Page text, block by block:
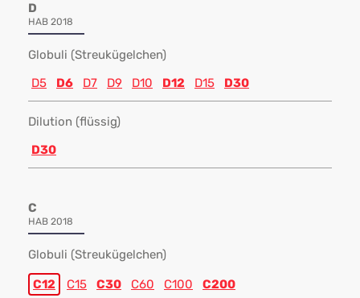
D
HAB 2018
Globuli (Streukügelchen)
D5
D6 D7 D9 D10 D12 D15 D30
Dilution (flüssig)
D30
C
HAB 2018
Globuli (Streukügelchen)
C12 C15 C30 C60 C100 C200